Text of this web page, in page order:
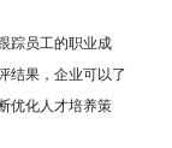
踪员工的职业成
结果，企业可以了
优化人才培养策